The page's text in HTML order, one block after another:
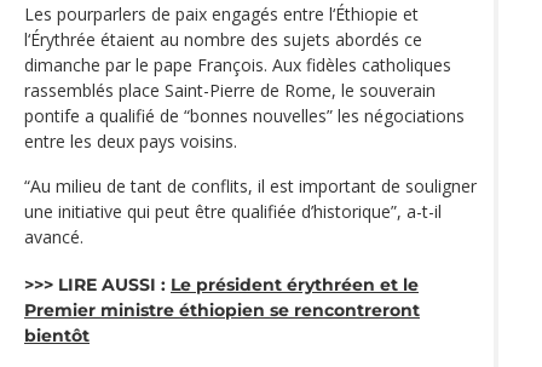
Les pourparlers de paix engagés entre l‘Éthiopie et
l‘Érythrée étaient au nombre des sujets abordés ce
dimanche par le pape François. Aux fidèles catholiques
rassemblés place Saint-Pierre de Rome, le souverain
pontife a qualifié de “bonnes nouvelles” les négociations
entre les deux pays voisins.
“Au milieu de tant de conflits, il est important de souligner
une initiative qui peut être qualifiée d’historique”, a-t-il
avancé.
>>> LIRE AUSSI : Le président érythréen et le
Premier ministre éthiopien se rencontreront
bientôt